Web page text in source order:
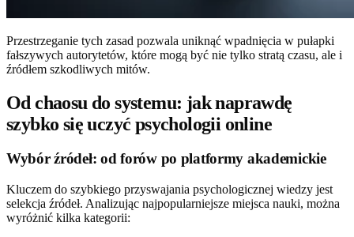
Przestrzeganie tych zasad pozwala uniknąć wpadnięcia w pułapki
fałszywych autorytetów, które mogą być nie tylko stratą czasu, ale i
źródłem szkodliwych mitów.
Od chaosu do systemu: jak naprawdę
szybko się uczyć psychologii online
Wybór źródeł: od forów po platformy akademickie
Kluczem do szybkiego przyswajania psychologicznej wiedzy jest
selekcja źródeł. Analizując najpopularniejsze miejsca nauki, można
wyróżnić kilka kategorii: